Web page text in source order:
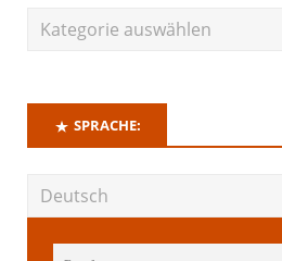
SPRACHE: